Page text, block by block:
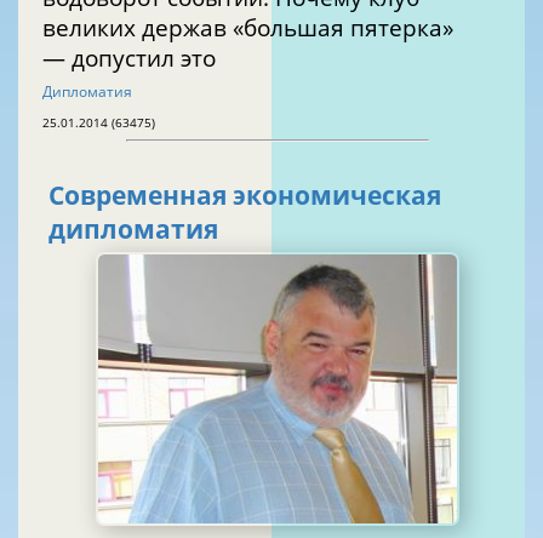
великих держав «большая пятерка»
— допустил это
Дипломатия
25.01.2014 (63475)
Современная экономическая
дипломатия